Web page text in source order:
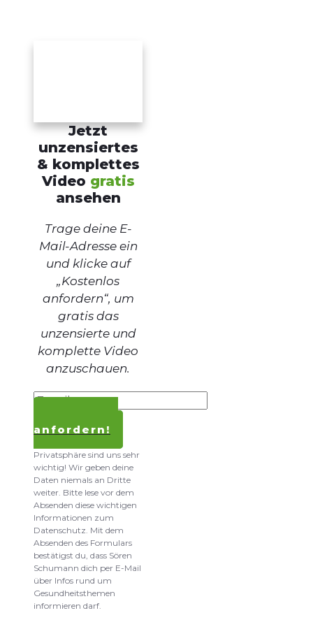
Jetzt
unzensiertes
& komplettes
Video gratis
ansehen
Trage deine E-
Mail-Adresse ein
und klicke auf
„Kostenlos
anfordern“, um
gratis das
unzensierte und
komplette Video
anzuschauen.
anfordern!
Privatsphäre sind uns sehr
wichtig! Wir geben deine
Daten niemals an Dritte
weiter. Bitte lese vor dem
Absenden diese wichtigen
Informationen zum
Datenschutz. Mit dem
Absenden des Formulars
bestätigst du, dass Sören
Schumann dich per E-Mail
über Infos rund um
Gesundheitsthemen
informieren darf.